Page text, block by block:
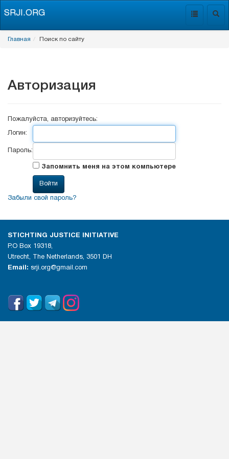
Toggle
SRJI.ORG
Главная Поиск по сайту
Авторизация
Пожалуйста, авторизуйтесь:
Логин:
Пароль:
Запомнить меня на этом компьютере
Забыли свой пароль?
STICHTING JUSTICE INITIATIVE
P.O Box 19318,
Utrecht, The Netherlands, 3501 DH
Email: srji.org@gmail.com